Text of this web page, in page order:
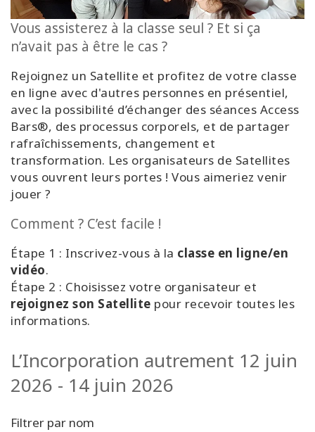
Classes
Facilitateurs
Shop
More
Actualités
CONTACT
RECHERCHE
Vous assisterez à la classe seul ? Et si ça
n’avait pas à être le cas ?
Rejoignez un Satellite et profitez de votre classe
en ligne avec d'autres personnes en présentiel,
avec la possibilité d’échanger des séances Access
Bars®, des processus corporels, et de partager
rafraîchissements, changement et
transformation. Les organisateurs de Satellites
vous ouvrent leurs portes ! Vous aimeriez venir
jouer ?
Comment ? C’est facile !
Étape 1 : Inscrivez-vous à la classe en ligne/en
vidéo.
Étape 2 : Choisissez votre organisateur et
rejoignez son Satellite pour recevoir toutes les
informations.
L’Incorporation autrement 12 juin
2026 - 14 juin 2026
Filtrer par nom